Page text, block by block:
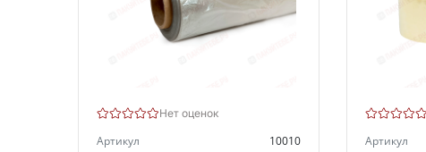
Нет оценок
Артикул 10010 Артикул